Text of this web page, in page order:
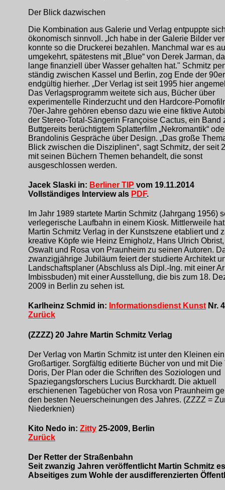
Der Blick dazwischen
Die Kombination aus Galerie und Verlag entpuppte
ökonomisch sinnvoll. „Ich habe in der Galerie Bilder
konnte so die Druckerei bezahlen. Manchmal war es
umgekehrt, spätestens mit „Blue“ von Derek Jarman,
lange finanziell über Wasser gehalten hat." Schmitz
ständig zwischen Kassel und Berlin, zog Ende der
endgültig hierher. „Der Verlag ist seit 1995 hier
Das Verlagsprogramm weitete sich aus, Bücher über
experimentelle Rinderzucht und den Hardcore-
70er-Jahre gehören ebenso dazu wie eine fiktive
der Stereo-Total-Sängerin Françoise Cactus, ein Band
Buttgereits berüchtigtem Splatterfilm „Nekromantik“
Brandolinis Gespräche über Design. „Das große
Blick zwischen die Disziplinen“, sagt Schmitz, der seit
mit seinen Büchern Themen behandelt, die sonst
ausgeschlossen werden.
Jacek Slaski in: Berliner TIP vom 19.11.2014
Vollständiges Interview als PDF.
Im Jahr 1989 startete Martin Schmitz (Jahrgang 1956)
verlegerische Laufbahn in einem Kiosk. Mittlerweile
Martin Schmitz Verlag in der Kunstszene etabliert und
kreative Köpfe wie Heinz Emigholz, Hans Ulrich
Oswalt und Rosa von Praunheim zu seinen Autoren.
zwanzigjährige Jubiläum feiert der studierte Architekt
Landschaftsplaner (Abschluss als Dipl.-Ing. mit einer
Imbissbuden) mit einer Ausstellung, die bis zum 18.
2009 in Berlin zu sehen ist.
Karlheinz Schmid in: Informationsdienst Kunst Nr.
Zurück
(ZZZZ) 20 Jahre Martin Schmitz Verlag
Der Verlag von Martin Schmitz ist unter den Kleinen
Großartiger. Sorgfältig editierte Bücher von und mit
Doris, Der Plan oder die Schriften des Soziologen und
Spaziegangsforschers Lucius Burckhardt. Die aktuell
erschienenen Tagebücher von Rosa von Praunheim
den besten Neuerscheinungen des Jahres. (ZZZZ =
Niederknien)
Kito Nedo in: Zitty 25-2009, Berlin
Zurück
Der Retter der Straßenbahn
Seit zwanzig Jahren veröffentlicht Martin Schmitz
Abseitiges zum Wohle der ausdifferenzierten